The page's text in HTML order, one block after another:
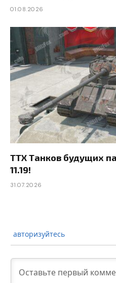
01.08.2026
ТТХ Танков будущих
11.19!
31.07.2026
авторизуйтесь